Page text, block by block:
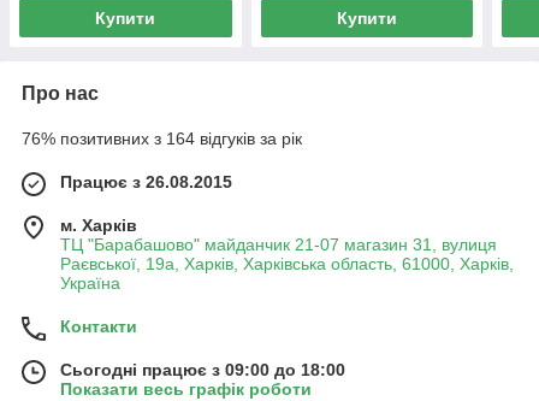
Купити Купити
Про нас
76% позитивних з 164 відгуків за рік
Працює з 26.08.2015
м. Харків
ТЦ "Барабашово" майданчик 21-07 магазин 31, вулиця
Раєвської, 19а, Харків, Харківська область, 61000, Харків,
Україна
Контакти
Сьогодні працює з 09:00 до 18:00
Показати весь графік роботи